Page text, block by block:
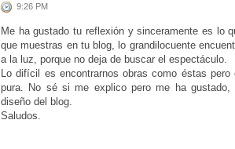
9:26 PM
Me ha gustado tu reflexión y sinceramente es lo
que muestras en tu blog, lo grandilocuente
a la luz, porque no deja de buscar el espectáculo.
Lo difícil es encontrarnos obras como éstas
pura. No sé si me explico pero me ha
diseño del blog.
Saludos.